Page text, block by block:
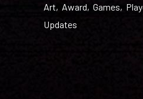
Art Award Games
Updates